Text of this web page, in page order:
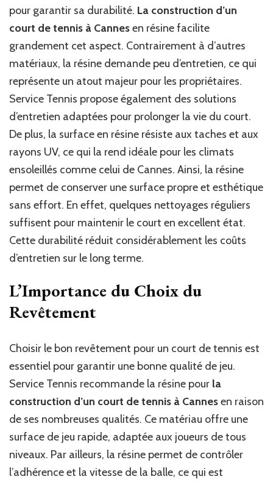
pour garantir sa durabilité. La construction d’un
court de tennis à Cannesen résine facilite
grandement cet aspect. Contrairement à d’autres
matériaux, la résine demande peu d’entretien, ce qui
représente un atout majeur pour les propriétaires.
Service Tennis propose également des solutions
d’entretien adaptées pour prolonger la vie du court.
De plus, la surface en résine résiste aux taches et aux
rayons UV, ce qui la rend idéale pour les climats
ensoleillés comme celui de Cannes. Ainsi, la résine
permet de conserver une surface propre et esthétique
sans effort. En effet, quelques nettoyages réguliers
suffisent pour maintenir le court en excellent état.
Cette durabilité réduit considérablement les coûts
d’entretien sur le long terme.
L’Importance du Choix du
Revêtement
Choisir le bon revêtement pour un court de tennis est
essentiel pour garantir une bonne qualité de jeu.
Service Tennis recommande la résine pour la
construction d’un court de tennis à Cannesen raison
de ses nombreuses qualités. Ce matériau offre une
surface de jeu rapide, adaptée aux joueurs de tous
niveaux. Par ailleurs, la résine permet de contrôler
l’adhérence et la vitesse de la balle, ce qui est